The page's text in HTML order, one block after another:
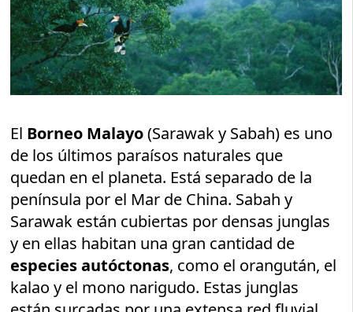
El Borneo Malayo(Sarawak y Sabah) es uno
de los últimos paraísos naturales que
quedan en el planeta. Está separado de la
península por el Mar de China. Sabah y
Sarawak están cubiertas por densas junglas
y en ellas habitan una gran cantidad de
especies autóctonas, como el orangután, el
kalao y el mono narigudo. Estas junglas